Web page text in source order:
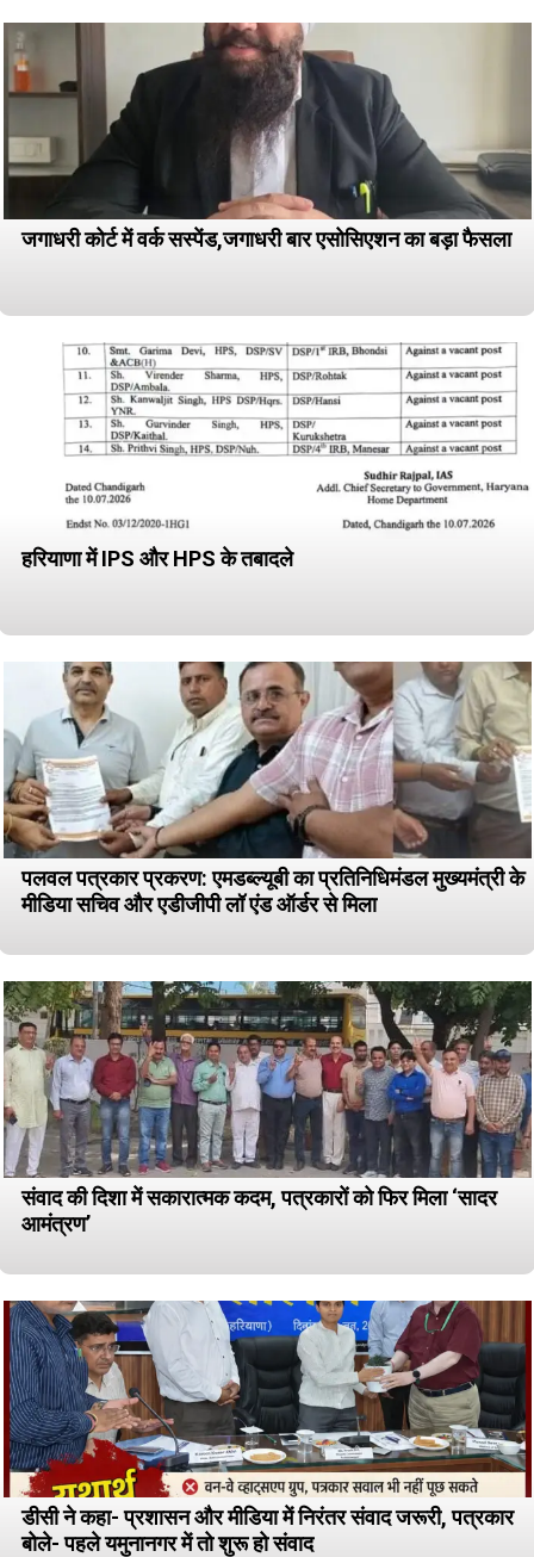
जगाधरी कोर्ट में वर्क सस्पेंड,जगाधरी बार एसोसिएशन का बड़ा फैसला
हरियाणा में IPS और HPS के तबादले
पलवल पत्रकार प्रकरण: एमडब्ल्यूबी का प्रतिनिधिमंडल मुख्यमंत्री के
मीडिया सचिव और एडीजीपी लॉ एंड ऑर्डर से मिला
संवाद की दिशा में सकारात्मक कदम, पत्रकारों को फिर मिला ‘सादर
आमंत्रण’
डीसी ने कहा- प्रशासन और मीडिया में निरंतर संवाद जरूरी, पत्रकार
बोले- पहले यमुनानगर में तो शुरू हो संवाद